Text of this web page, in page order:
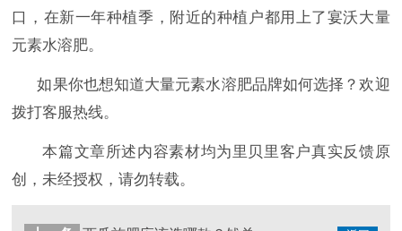
口，在新一年种植季，附近的种植户都用上了宴沃大量
元素水溶肥。
如果你也想知道大量元素水溶肥品牌如何选择？欢迎
拨打客服热线。
本篇文章所述内容素材均为里贝里客户真实反馈原
创，未经授权，请勿转载。